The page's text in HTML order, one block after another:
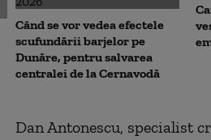
Când se vor vedea efectele
scufundării barjelor pe
Dunăre, pentru salvarea
centralei de la Cernavodă
Dan Antonescu, specialist